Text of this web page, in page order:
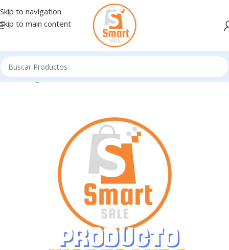
Skip to navigation
Skip to main content
Inicio/Ingresando